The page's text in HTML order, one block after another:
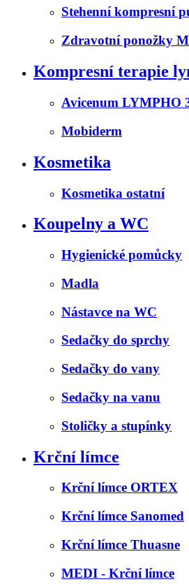
Stehenní kompresní
Zdravotní ponožky
Kompresní terapie
Avicenum LYMPHO
Mobiderm
Kosmetika
Kosmetika ostatní
Koupelny a WC
Hygienické pomůcky
Madla
Nástavce na WC
Sedačky do sprchy
Sedačky do vany
Sedačky na vanu
Stoličky a stupínky
Krční límce
Krční límce ORTEX
Krční límce Sanomed
Krční límce Thuasne
MEDI - Krční límce